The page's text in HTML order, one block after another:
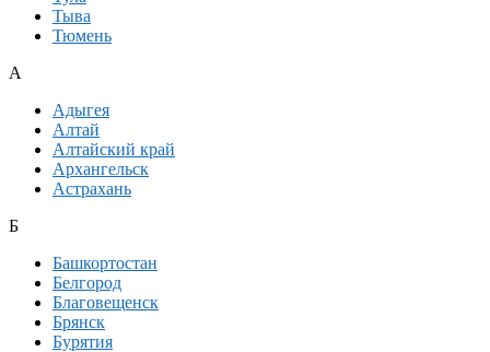
Тыва
Тюмень
А
Адыгея
Алтай
Алтайский край
Архангельск
Астрахань
Б
Башкортостан
Белгород
Благовещенск
Брянск
Бурятия